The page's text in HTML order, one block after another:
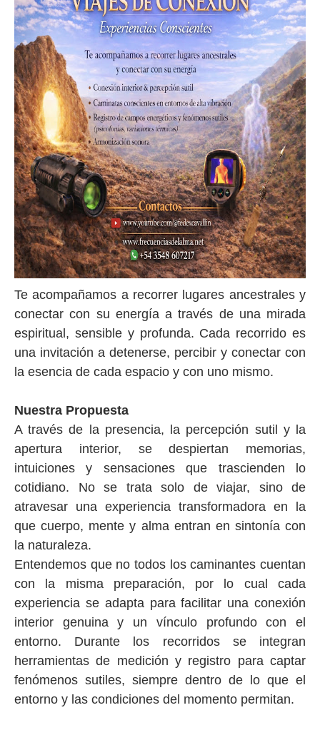
Te acompañamos a recorrer lugares ancestrales y
conectar con su energía a través de una mirada
espiritual, sensible y profunda. Cada recorrido es
una invitación a detenerse, percibir y conectar con
la esencia de cada espacio y con uno mismo.
Nuestra Propuesta
A través de la presencia, la percepción sutil y la
apertura interior, se despiertan memorias,
intuiciones y sensaciones que trascienden lo
cotidiano. No se trata solo de viajar, sino de
atravesar una experiencia transformadora en la
que cuerpo, mente y alma entran en sintonía con
la naturaleza.
Entendemos que no todos los caminantes cuentan
con la misma preparación, por lo cual cada
experiencia se adapta para facilitar una conexión
interior genuina y un vínculo profundo con el
entorno. Durante los recorridos se integran
herramientas de medición y registro para captar
fenómenos sutiles, siempre dentro de lo que el
entorno y las condiciones del momento permitan.